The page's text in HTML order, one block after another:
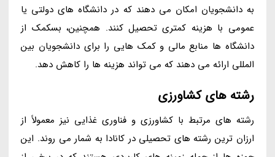
به دانشجویان امکان می دهند که در دانشگاه های دولتی یا
عمومی با هزینه کمتری تحصیل کنند. همچنین، بسکمک از
دانشگاه ها منابع مالی و کمک هایی را برای دانشجویان بین
المللی ارائه می دهند که می تواند هزینه ها را کاهش دهد.
رشته های کشاورزی
رشته های مرتبط با کشاورزی و فناوری غذایی نیز معمولاً از
ارزان ترین رشته های تحصیلی در کانادا به شمار می روند. این